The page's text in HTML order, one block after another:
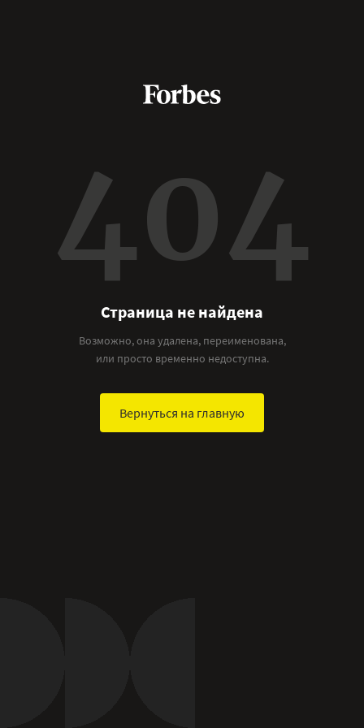
404
Страница не найдена
Возможно, она удалена, переименована,
или просто временно недоступна.
Вернуться на главную